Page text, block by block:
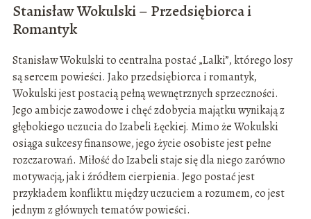
Stanisław Wokulski – Przedsiębiorca i
Romantyk
Stanisław Wokulski to centralna postać „Lalki”, którego losy
są sercem powieści. Jako przedsiębiorca i romantyk,
Wokulski jest postacią pełną wewnętrznych sprzeczności.
Jego ambicje zawodowe i chęć zdobycia majątku wynikają z
głębokiego uczucia do Izabeli Łęckiej. Mimo że Wokulski
osiąga sukcesy finansowe, jego życie osobiste jest pełne
rozczarowań. Miłość do Izabeli staje się dla niego zarówno
motywacją, jak i źródłem cierpienia. Jego postać jest
przykładem konfliktu między uczuciem a rozumem, co jest
jednym z głównych tematów powieści.